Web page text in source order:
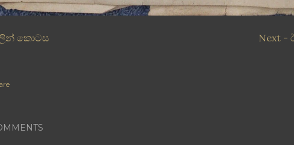
කොටස Next